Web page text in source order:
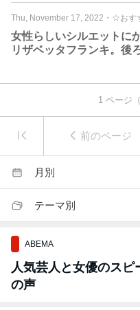
Thu, November 17, 2022 ・ ☆おす
女性らしいシルエットに
リザベッタフランキ。後
1 ページ
前のページ
月別
テーマ別
ABEMA
人気芸人と女優のスピ
の声